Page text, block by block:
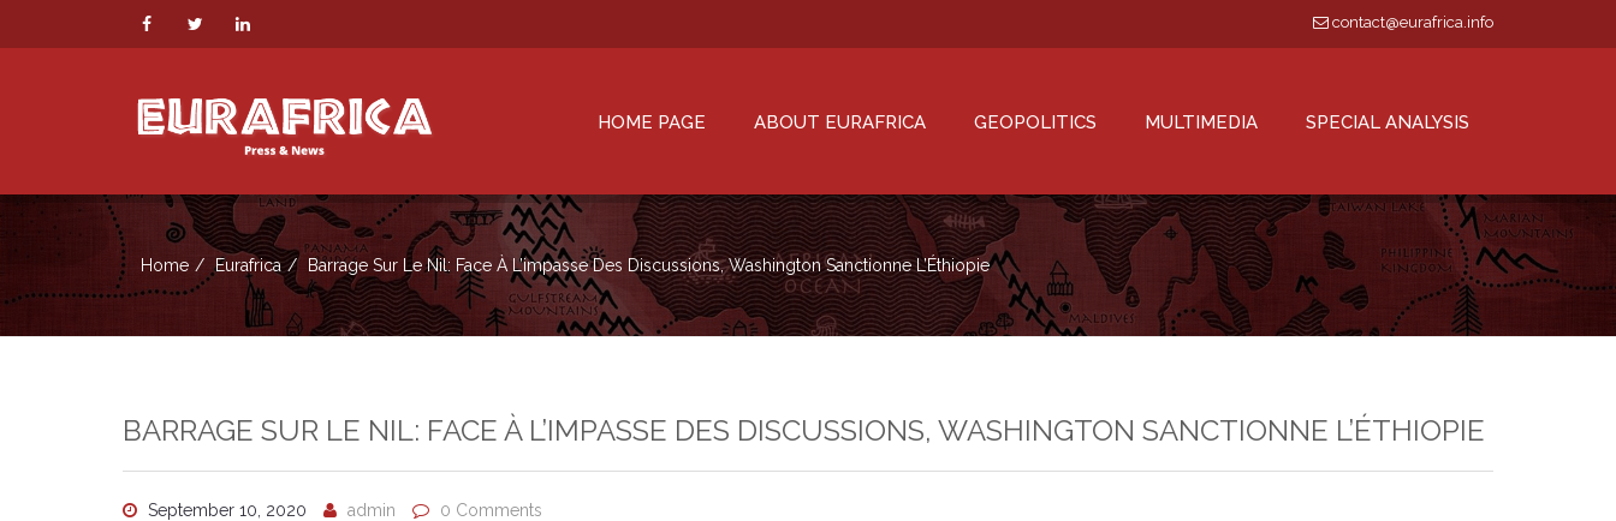
contact@eurafrica.info
HOME PAGE ABOUT EURAFRICA GEOPOLITICS MULTIMEDIA SPECIAL ANALYSIS
Home Eurafrica Barrage Sur Le Nil: Face À L’impasse Des Discussions, Washington Sanctionne L’Éthiopie
BARRAGE SUR LE NIL: FACE À L’IMPASSE DES DISCUSSIONS, WASHINGTON SANCTIONNE L’ÉTHIOPIE
September 10, 2020 admin 0 Comments